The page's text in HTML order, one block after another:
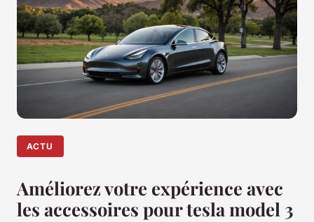
ACTU
Améliorez votre expérience avec
les accessoires pour tesla model 3